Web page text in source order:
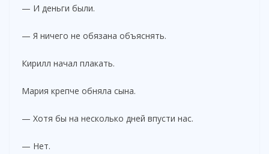
— И деньги были.
— Я ничего не обязана объяснять.
Кирилл начал плакать.
Мария крепче обняла сына.
— Хотя бы на несколько дней впусти нас.
— Нет.